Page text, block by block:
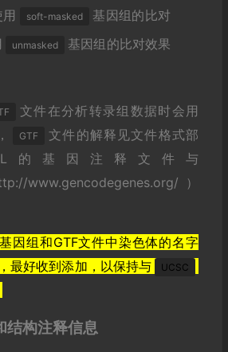
soft-masked
基因组的比对
unmasked
基因组的比对效果
文件在分析转录组数据时会用
GTF
文件的解释见文件格式部
的基因注释文件与
www.gencodegenes.org/）
因组和GTF文件中染色体的名字
，最好收到添加，以保持与 UCSC
结构注释信息